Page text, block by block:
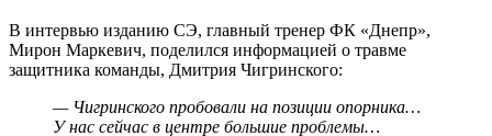
В интервью изданию СЭ, главный тренер ФК «Днепр»,
Мирон Маркевич, поделился информацией о травме
защитника команды, Дмитрия Чигринского:
— Чигринского пробовали на позиции опорника…
У нас сейчас в центре большие проблемы…